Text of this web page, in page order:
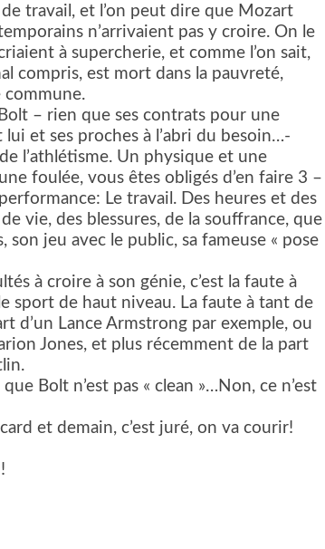
travail, et l’on peut dire que Mozart
n’arrivaient pas y croire. On le
à supercherie, et comme l’on sait,
compris, est mort dans la pauvreté,
commune.
– rien que ses contrats pour une
et ses proches à l’abri du besoin…-
l’athlétisme. Un physique et une
foulée, vous êtes obligés d’en faire 3 –
Le travail. Des heures et des
vie, des blessures, de la souffrance, que
son jeu avec le public, sa fameuse « pose
à croire à son génie, c’est la faute à
sport de haut niveau. La faute à tant de
d’un Lance Armstrong par exemple, ou
Jones, et plus récemment de la part
Bolt n’est pas « clean »…Non, ce n’est
et demain, c’est juré, on va courir!